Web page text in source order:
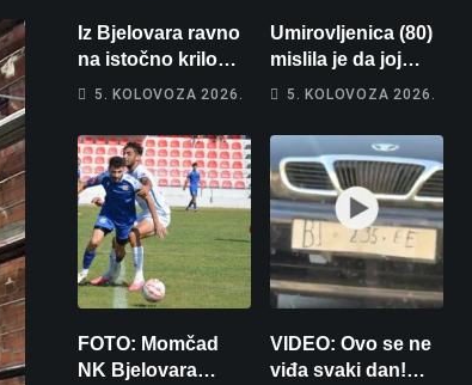
Iz Bjelovara ravno
na istočno krilo
NATO-a: Evo kamo
vojnika i 6
vojnikinja
5. KOLOVOZA 2026.
Umirovljenica (80)
mislila je da joj
piše kći pa ostala
5. KOLOVOZA 2026.
FOTO: Momčad
NK Bjelovara
VIDEO: Ovo se ne
viđa svaki dan!